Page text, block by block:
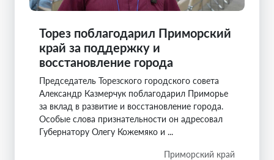
Торез поблагодарил Приморский
край за поддержку и
восстановление города
Председатель Торезского городского совета
Александр Казмерчук поблагодарил Приморье
за вклад в развитие и восстановление города.
Особые слова признательности он адресовал
Губернатору Олегу Кожемяко и ...
Приморский край